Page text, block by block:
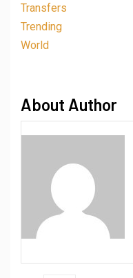
Transfers
Trending
World
About Author